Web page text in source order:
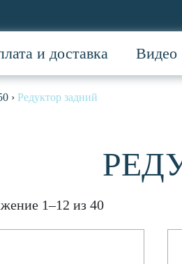
и доставка Видео
› Редуктор задний
1–12 из 40